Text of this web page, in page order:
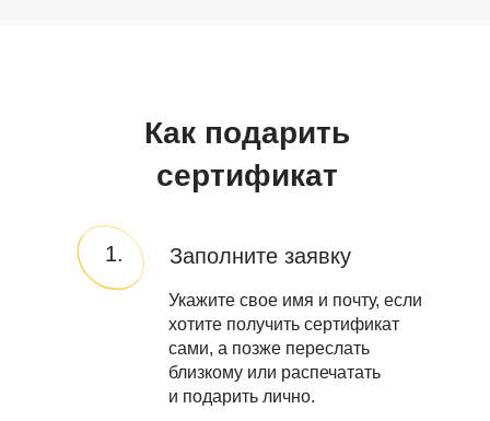
Как подарить
сертификат
1. Заполните заявку
Укажите свое имя и почту, если
хотите получить сертификат
сами, а позже переслать
близкому или распечатать
и подарить лично.